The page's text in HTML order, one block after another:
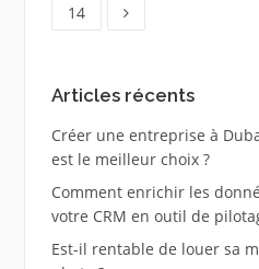
14
Articles récents
Créer une entreprise à
est le meilleur choix ?
Comment enrichir les
votre CRM en outil de
Est-il rentable de louer sa